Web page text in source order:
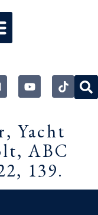
Yacht
ABC
139.